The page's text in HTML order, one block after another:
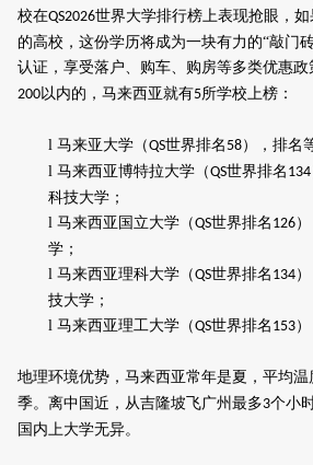
校在QS2026世界大学排行榜上表现抢眼，
的高校，这份学历将成为一块有力的“敲门
认证，享受落户、购车、购房等多类优惠政
200以内的，马来西亚就有5所学校上榜：
l 马来亚大学（QS世界排名 58），排名
l 马来西亚博特拉大学（QS世界排名 134
科技大学；
l 马来西亚国立大学（QS世界排名 126
学；
l 马来西亚理科大学（QS世界排名 134
技大学；
l 马来西亚理工大学（QS世界排名 153
地理环境优势， 马来西亚常年是夏，平均温
季。离中国近，从吉隆坡飞广州 最多3个小
国内上大学无异。